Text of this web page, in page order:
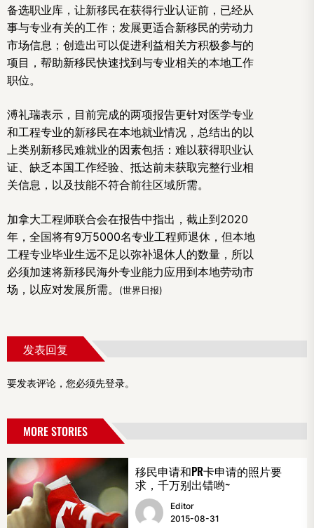
备选职业库，让新移民在获得行业认证前，已经从
事与专业有关的工作；发展更适合新移民的劳动力
市场信息；创造出可以促进利益相关方积极参与的
项目，帮助新移民快速找到与专业相关的本地工作
职位。
溥礼瑞表示，目前完成的两项报告更针对医学专业
和工程专业的新移民在本地就业情况，总结出的以
上类别新移民难就业的因素包括：难以获得职业认
证、缺乏本国工作经验、抵达前未获取完整行业相
关信息，以及技能不符合前往区域所需。
加拿大工程师联合会在报告中指出，截止到2020
年，全国将有9万5000名专业工程师退休，但本地
工程专业毕业生远不足以弥补退休人的数量，所以
必须加速将新移民海外专业能力应用到本地劳动市
场，以应对发展所需。
(世界日报)
发表回复
要发表评论，您必须先登录。
MORE STORIES
移民申请和PR卡申请的照片要
求，千万别出错哟~
Editor
2015-08-31